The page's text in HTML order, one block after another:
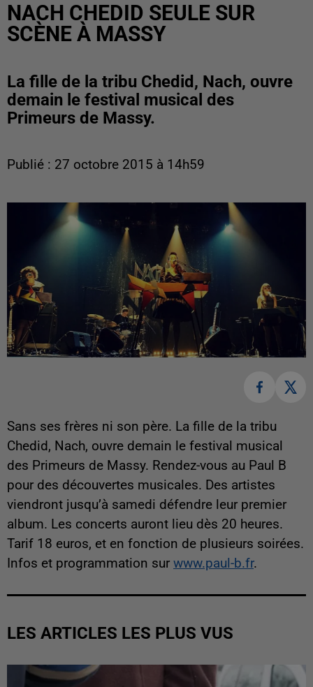
NACH CHEDID SEULE SUR
SCÈNE À MASSY
La fille de la tribu Chedid, Nach, ouvre
demain le festival musical des
Primeurs de Massy.
Publié : 27 octobre 2015 à 14h59
Sans ses frères ni son père. La fille de la tribu
Chedid, Nach, ouvre demain le festival musical
des Primeurs de Massy. Rendez-vous au Paul B
pour des découvertes musicales. Des artistes
viendront jusqu’à samedi défendre leur premier
album. Les concerts auront lieu dès 20 heures.
Tarif 18 euros, et en fonction de plusieurs soirées.
Infos et programmation sur www.paul-b.fr.
LES ARTICLES LES PLUS VUS